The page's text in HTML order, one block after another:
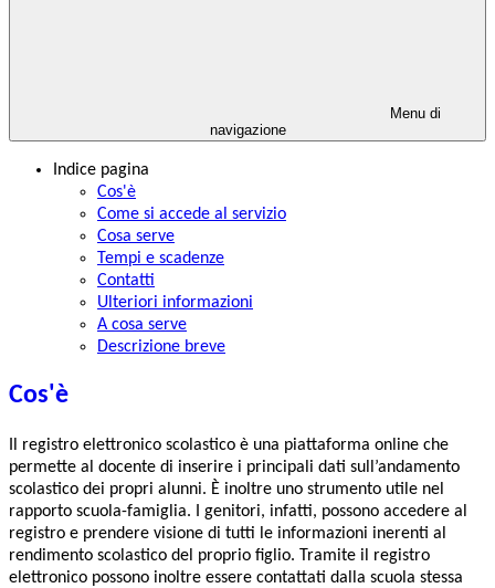
Menu di
navigazione
Indice pagina
Cos'è
Come si accede al servizio
Cosa serve
Tempi e scadenze
Contatti
Ulteriori informazioni
A cosa serve
Descrizione breve
Cos'è
Il registro elettronico scolastico è una piattaforma online che
permette al docente di inserire i principali dati sull’andamento
scolastico dei propri alunni. È inoltre uno strumento utile nel
rapporto scuola-famiglia. I genitori, infatti, possono accedere al
registro e prendere visione di tutti le informazioni inerenti al
rendimento scolastico del proprio figlio. Tramite il registro
elettronico possono inoltre essere contattati dalla scuola stessa